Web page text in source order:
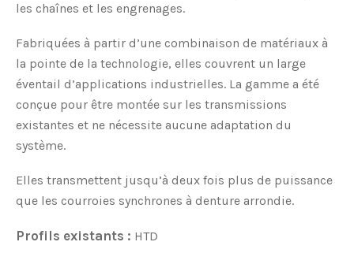
les chaînes et les engrenages.
Fabriquées à partir d’une combinaison de matériaux à
la pointe de la technologie, elles couvrent un large
éventail d’applications industrielles. La gamme a été
conçue pour être montée sur les transmissions
existantes et ne nécessite aucune adaptation du
système.
Elles transmettent jusqu’à deux fois plus de puissance
que les courroies synchrones à denture arrondie.
Profils existants : HTD